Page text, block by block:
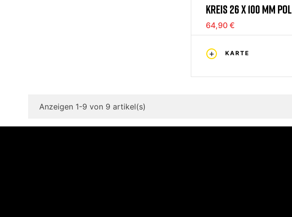
KREIS 26 X 100 MM
64,90 €
KARTE
Anzeigen 1-9 von 9 artikel(s)